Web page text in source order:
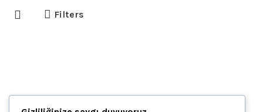
Filters
3,834.78₺ –39,443.48₺ + % 10 KDV FİYATLARA DAHİL